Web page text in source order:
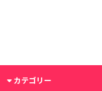
カテゴリー